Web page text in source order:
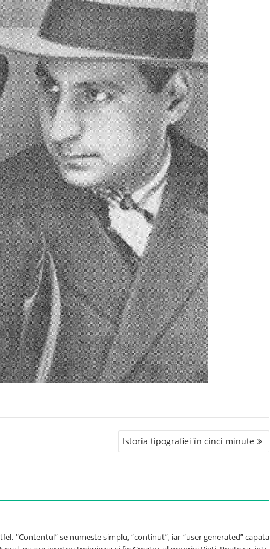
Istoria tipografiei în cinci minute
“Contentul” se numeste simplu, “continut”, iar “user generated” capata